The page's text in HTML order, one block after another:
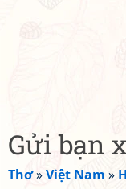
Gửi bạn
Thơ»Việt Nam »